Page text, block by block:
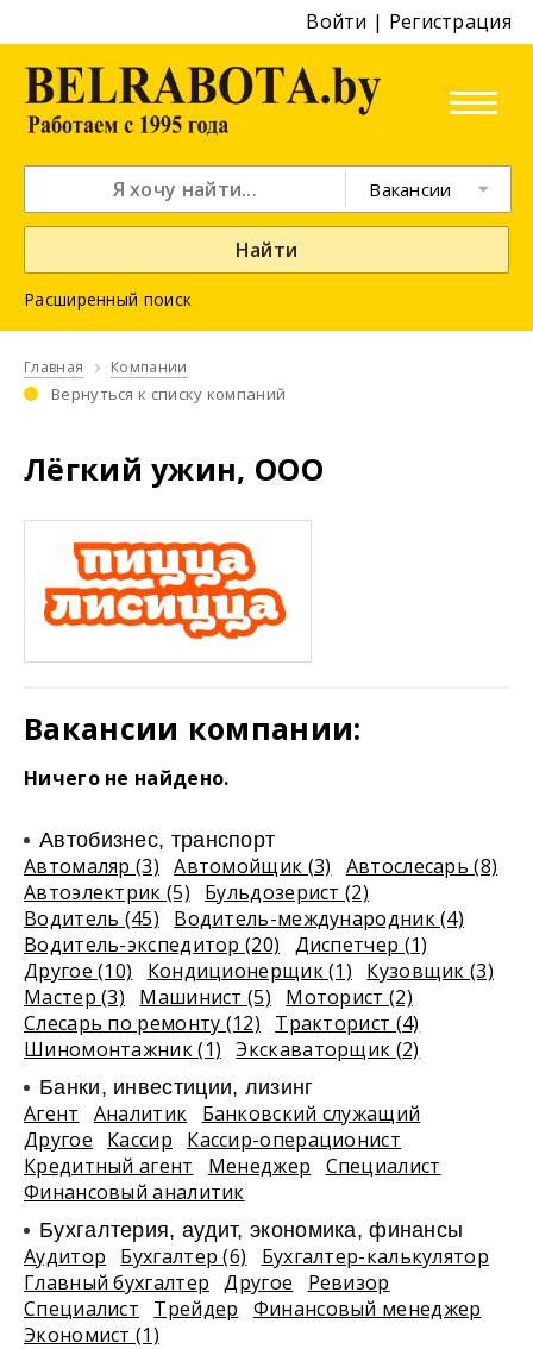
Войти | Регистрация
Вакансии
Найти
Расширенный поиск
Главная Компании
Вернуться к списку компаний
Лёгкий ужин, ООО
Вакансии компании:
Ничего не найдено.
Автобизнес, транспорт
Автомаляр (3) Автомойщик (3)
Автослесарь (8)
Автоэлектрик (5)
Бульдозерист (2)
Водитель (45)
Водитель-международник (4)
Водитель-экспедитор (20)
Диспетчер (1)
Другое (10)
Кондиционерщик (1)
Кузовщик (3)
Мастер (3)
Машинист (5)
Моторист (2)
Слесарь по ремонту (12)
Тракторист (4)
Шиномонтажник (1)
Экскаваторщик (2)
Банки, инвестиции, лизинг
Агент Аналитик
Банковский служащий
Другое
Кассир
Кассир-операционист
Кредитный агент
Менеджер
Специалист
Финансовый аналитик
Бухгалтерия, аудит, экономика, финансы
Аудитор Бухгалтер (6)
Бухгалтер-калькулятор
Главный бухгалтер
Другое
Ревизор
Специалист
Трейдер
Финансовый менеджер
Экономист (1)